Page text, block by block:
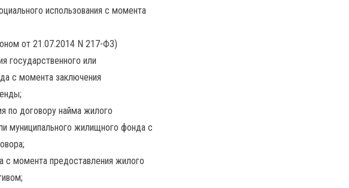
использования с момента
от 21.07.2014 N 217-ФЗ)
государственного или
с момента заключения
по договору найма жилого
муниципального жилищного фонда с
с момента предоставления жилого